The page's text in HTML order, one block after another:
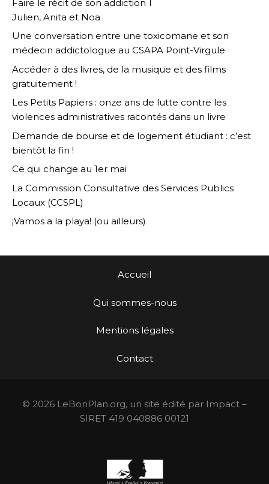
Faire le récit de son addiction 1
Julien, Anita et Noa
Une conversation entre une toxicomane et son
médecin addictologue au CSAPA Point-Virgule
Accéder à des livres, de la musique et des films
gratuitement !
Les Petits Papiers : onze ans de lutte contre les
violences administratives racontés dans un livre
Demande de bourse et de logement étudiant : c’est
bientôt la fin !
Ce qui change au 1er mai
La Commission Consultative des Services Publics
Locaux (CCSPL)
¡Vamos a la playa! (ou ailleurs)
Accueil
Qui sommes-nous
Mentions légales
Contact
© 2026 LeBonPlan.org, un site édité par Impact –
SIRET 419 040886 00121